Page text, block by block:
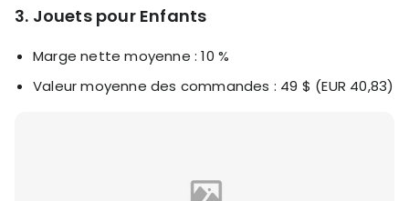
3. Jouets pour Enfants
Marge nette moyenne : 10 %
Valeur moyenne des commandes : 49 $ (EUR 40,83)